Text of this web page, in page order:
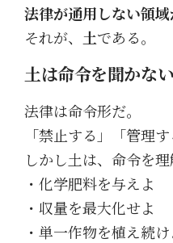
法律が通用しない領域
それが、 土である。
土は命令を聞かない
法律は命令形だ。
「禁止する」「管理
しかし土は、命令を理
・化学肥料を与えよ
・収量を最大化せよ
・単一作物を植え続け